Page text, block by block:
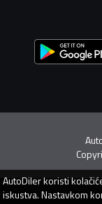
AutoDilerkoristi
iskustva. Nastavkom